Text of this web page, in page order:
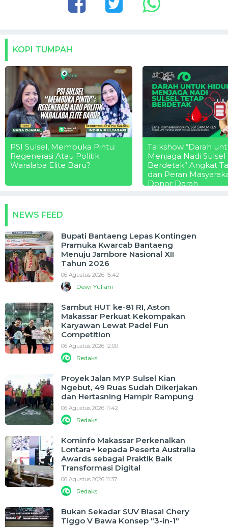
KOPI TUMPAH
PSI Sulsel, Membuka Pintu:
Regenerasi Atau Politik
Waralaba Elite Baru?
Talkshow “Darah
Menjaga Nadi Sulsel
Berdetak” Angkat
dan Peran
Donor Darah
NEWS FEED
Bupati Bantaeng Lepas Kontingen
Pramuka Kwarcab Bantaeng
Menuju Jambore Nasional XII
Tahun 2026
06 Agustus 2026 15:42
Dewi Yuliani
Sambut HUT ke-81 RI, Aston
Makassar Perkuat Kekompakan
Karyawan Lewat Padel Fun
Competition
06 Agustus 2026 12:00
Redaksi
Proyek Jalan MYP Sulsel Kian
Ngebut, 49 Ruas Sudah Dikerjakan
dan Hertasning Hampir Rampung
06 Agustus 2026 11:42
Redaksi
Kominfo Makassar Perkenalkan
Lontara+ kepada Peserta Australia
Awards sebagai Praktik Baik
Transformasi Digital
06 Agustus 2026 11:37
Redaksi
Bukan Sekadar SUV Biasa! Chery
Tiggo V Bawa Konsep "3-in-1"